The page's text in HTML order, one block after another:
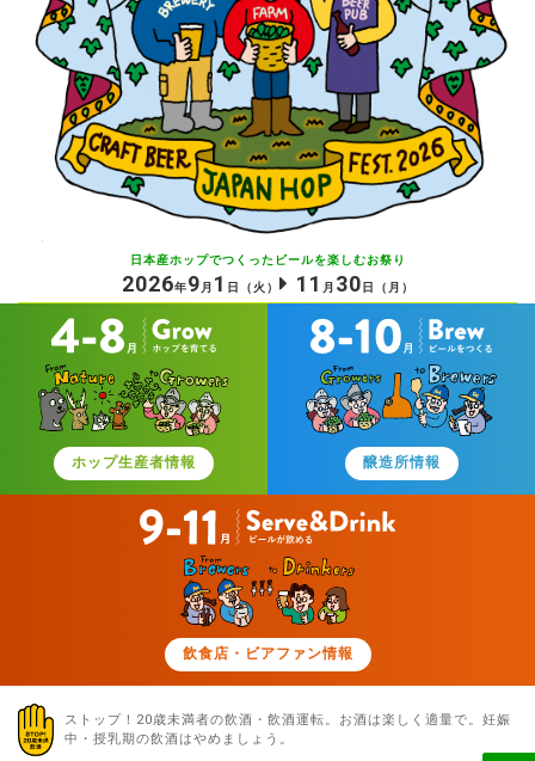
日本産ホップでつくったビールを楽しむお祭り
2026年9 月 1 日 （火） 11 月 30 日 （月）
ホップ生産者情報 醸造所情報
飲食店・ビアファン情報
ストップ！20歳未満者の飲酒・飲酒運転。お酒は楽しく適量で。 妊娠
中・授乳期の飲酒はやめましょう。